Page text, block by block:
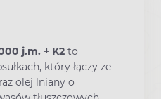
j.m. + K2 to
który łączy ze
olej lniany o